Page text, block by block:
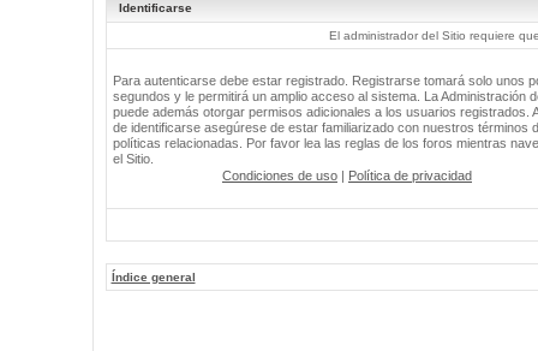
Identificarse
El administrador del Sitio requiere
Para autenticarse debe estar registrado. Registrarse tomará solo unos
segundos y le permitirá un amplio acceso al sistema. La Administración
puede además otorgar permisos adicionales a los usuarios registrados.
de identificarse asegúrese de estar familiarizado con nuestros términos
políticas relacionadas. Por favor lea las reglas de los foros mientras
el Sitio.
Condiciones de uso | Política de privacidad
Índice general